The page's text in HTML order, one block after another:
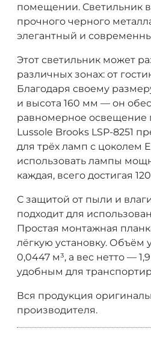
помещении. Светильник
прочного черного
элегантный и
Этот светильник может
различных зонах: от
Благодаря своему
и высота 160 мм — он
равномерное освещение
Lussole Brooks LSP-8251
для трёх ламп с цоколем
использовать лампы
каждая, всего достигая
С защитой от пыли и
подходит для
Простая монтажная
лёгкую установку. Объём
0,0447 м³, а вес нетто —
удобным для
Вся продукция
производителя.